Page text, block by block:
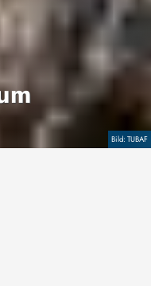
Copyright
TUBAF